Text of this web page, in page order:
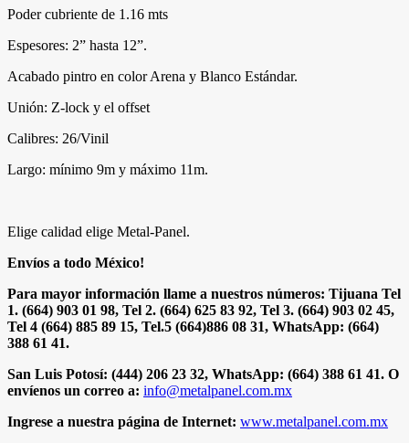
Poder cubriente de 1.16 mts
Espesores: 2” hasta 12”.
Acabado pintro en color Arena y Blanco Estándar.
Unión: Z-lock y el offset
Calibres: 26/Vinil
Largo: mínimo 9m y máximo 11m.
Elige calidad elige Metal-Panel.
Envíos a todo México!
Para mayor información llame a nuestros números: Tijuana Tel
1. (664) 903 01 98, Tel 2. (664) 625 83 92, Tel 3. (664) 903 02 45,
Tel 4 (664) 885 89 15, Tel.5 (664)886 08 31, WhatsApp: (664)
388 61 41.
San Luis Potosí: (444) 206 23 32, WhatsApp: (664) 388 61 41. O
envíenos un correo a: info@metalpanel.com.mx
Ingrese a nuestra página de Internet: www.metalpanel.com.mx